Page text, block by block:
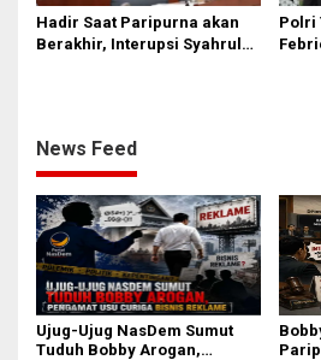
Hadir Saat Paripurna akan
Berakhir, Interupsi Syahrul
Polri
News Feed
Ujug-Ujug NasDem Sumut
Tuduh Bobby Arogan,